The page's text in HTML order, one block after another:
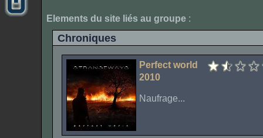
Elements du site liés au groupe :
Chroniques
Perfect world
2010
Naufrage...